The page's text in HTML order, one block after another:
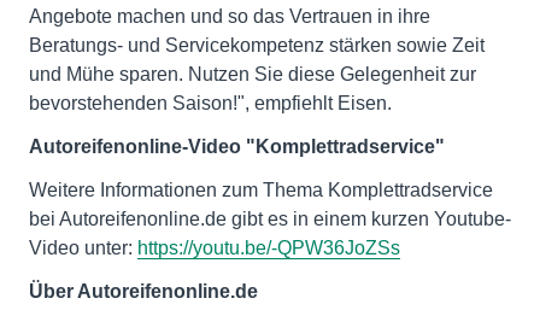
Angebote machen und so das Vertrauen in ihre
Beratungs- und Servicekompetenz stärken sowie Zeit
und Mühe sparen. Nutzen Sie diese Gelegenheit zur
bevorstehenden Saison!", empfiehlt Eisen.
Autoreifenonline-Video "Komplettradservice"
Weitere Informationen zum Thema Komplettradservice
bei Autoreifenonline.de gibt es in einem kurzen Youtube-
Video unter: https://youtu.be/-QPW36JoZSs
Über Autoreifenonline.de